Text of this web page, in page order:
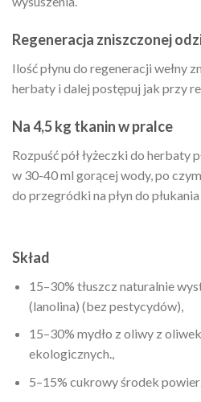
Regeneracja zniszczonej
Ilość płynu do regeneracji wełny
herbaty i dalej postępuj jak przy
Na 4,5 kg tkanin w pralce
Rozpuść pół łyżeczki do herbaty
w 30-40 ml gorącej wody, po
do przegródki na płyn do
Skład
15–30% tłuszcz naturalnie
(lanolina) (bez pestycydów),
15–30% mydło z oliwy z
ekologicznych.,
5–15% cukrowy środek